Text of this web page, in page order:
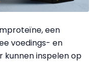
een
voedings- en
inspelen op